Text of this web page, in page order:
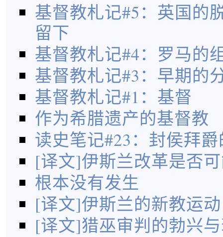
基督教札记#5：英国的
留下
基督教札记#4：罗马的
基督教札记#3：早期的
基督教札记#1：基督
作为希腊遗产的基督教
读史笔记#23：封侯拜
[译文]伊斯兰改革是否
根本没有发生
[译文]伊斯兰的新教运动
[译文]猎巫审判的勃兴